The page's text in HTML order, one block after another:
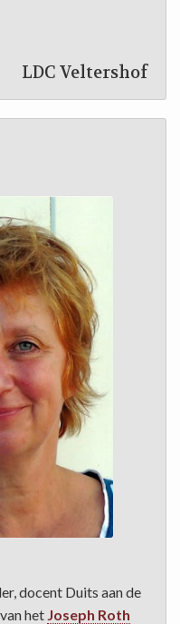
LDC Veltershof
docent Duits aan de
het Joseph Roth